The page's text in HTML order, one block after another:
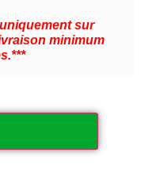
sur
minimum